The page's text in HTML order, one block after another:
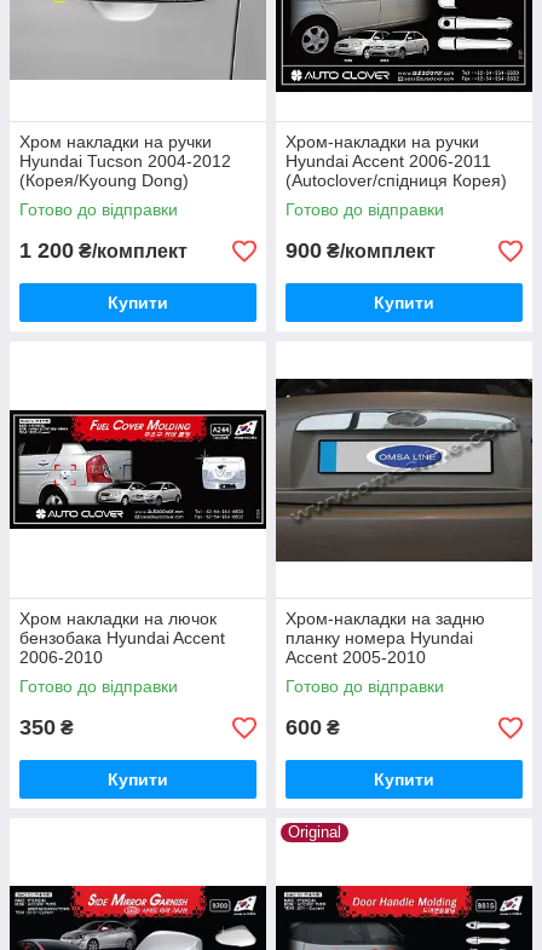
Хром накладки на ручки
Hyundai Tucson 2004-2012
(Корея/Kyoung Dong)
Готово до відправки
1 200 ₴/комплект
Купити
Хром-накладки на ручки
Hyundai Accent 2006-2011
(Autoclover/спідниця Корея)
Готово до відправки
900 ₴/комплект
Купити
Хром накладки на лючок
бензобака Hyundai Accent
2006-2010
Готово до відправки
350 ₴
Купити
Хром-накладки на задню
планку номера Hyundai
Accent 2005-2010
Готово до відправки
600 ₴
Купити
Original